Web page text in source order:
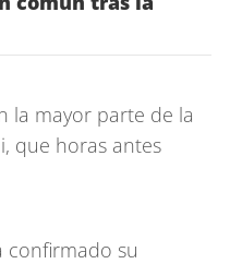
la mayor parte de la
que horas antes
confirmado su